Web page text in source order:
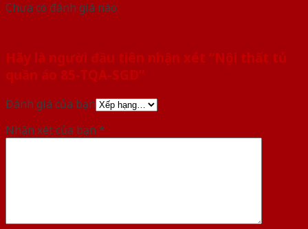
Chưa có đánh giá nào.
Hãy là người đầu tiên nhận xét “Nội thất tủ
quần áo 85-TQA-SGD”
Đánh giá của bạn
Nhận xét của bạn *